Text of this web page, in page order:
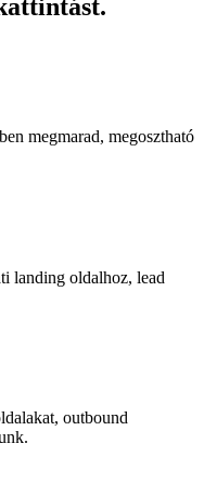
megmarad, megosztható
landing oldalhoz, lead
outbound